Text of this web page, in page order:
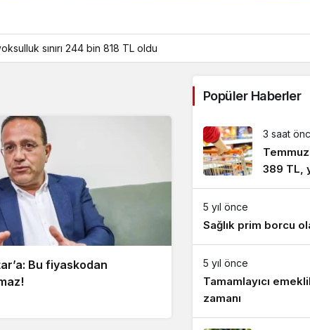
sınırı 244 bin 818 TL oldu
Bu fiyaskodan
Popüler Haberler
3 saat
Temmuz
389 TL,
818 TL
5 yıl önce
Sağlık prim borcu
5 yıl önce
Tamamlayıcı
zamanı